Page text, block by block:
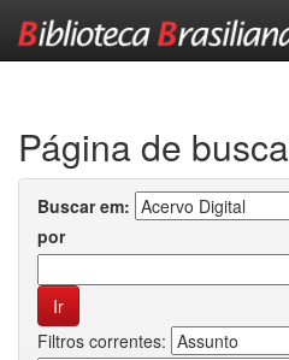
Página de busca
Buscar em:
por
Filtros correntes: